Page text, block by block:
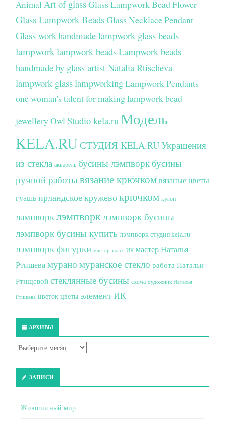
Animal Art of glassGlass Lampwork Bead Flower
Glass Lampwork BeadsGlass Necklace Pendant
Glass workhandmade lampwork glass beads
lampwork lampwork beadsLampwork beads
handmade by glass artist Natalia Rtischeva
lampwork glasslampworkingLampwork Pendants
one woman's talent for making lampwork bead
jewelleryOwl Studio kela.ru Модель
KELA.RUСТУДИЯ KELA.RUУкрашения
из стекла акварель бусины лэмпворк бусины
ручной работывязание крючкомвязаные цветы
гуашьирландское кружевокрючком кулон
лампворклэмпворк лэмпворк бусины
лэмпворк бусины купить лэмпворк студия kela.ru
лэмпворк фигурки мастер-класс ИК мастер Наталья
Ртищевамурано муранское стекло работа Натальи
Ртищевой стеклянные бусины схема художник Наталья
Ртищева цветок цветы элемент ИК
АРХИВЫ
ЗАПИСИ
Живописный мир